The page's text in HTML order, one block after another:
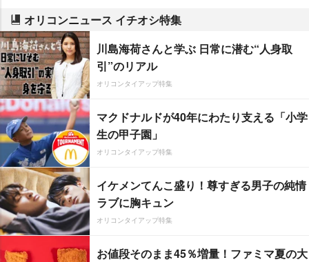
オリコンニュース イチオシ特集
川島海荷さんと学ぶ 日常に潜む“人身取
引”のリアル
オリコンタイアップ特集
マクドナルドが40年にわたり支える「小学
生の甲子園」
オリコンタイアップ特集
イケメンてんこ盛り！尊すぎる男子の純情
ラブに胸キュン
オリコンタイアップ特集
お値段そのまま45％増量！ファミマ夏の大